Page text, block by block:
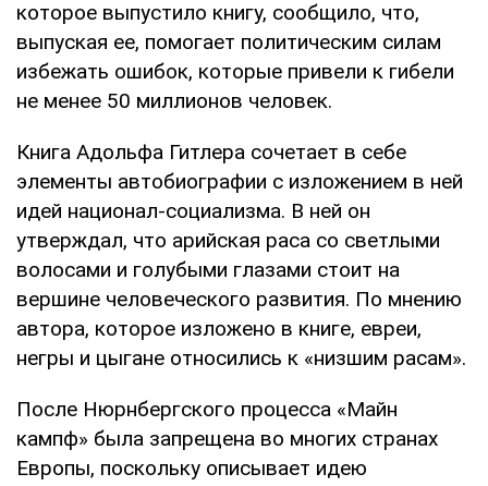
которое выпустило книгу, сообщило, что,
выпуская ее, помогает политическим силам
избежать ошибок, которые привели к гибели
не менее 50 миллионов человек.
Книга Адольфа Гитлера сочетает в себе
элементы автобиографии с изложением в ней
идей национал-социализма. В ней он
утверждал, что арийская раса со светлыми
волосами и голубыми глазами стоит на
вершине человеческого развития. По мнению
автора, которое изложено в книге, евреи,
негры и цыгане относились к «низшим расам».
После Нюрнбергского процесса «Майн
кампф» была запрещена во многих странах
Европы, поскольку описывает идею